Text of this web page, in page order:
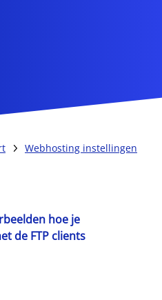
Webhosting instellingen
hoe je
de FTP clients